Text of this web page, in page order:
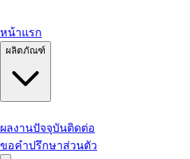
หน้าแรก
ผลิตภัณฑ์
ผลงานปัจจุบันติดต่อ
ขอคำปรึกษาส่วนตัว